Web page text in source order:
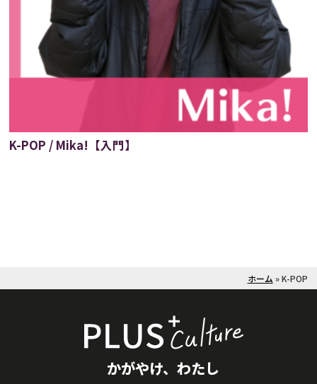
K-POP / Mika!【入門】
ホーム »K-POP
かがやけ、わたし